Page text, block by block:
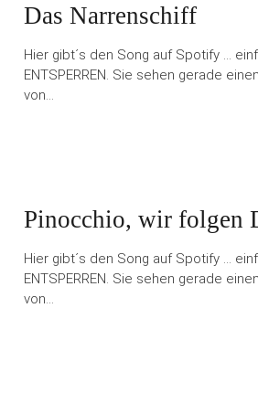
Das Narrenschiff
Hier gibt´s den Song auf Spotify …
ENTSPERREN. Sie sehen gerade
von…
Pinocchio, wir folgen
Hier gibt´s den Song auf Spotify …
ENTSPERREN. Sie sehen gerade
von…